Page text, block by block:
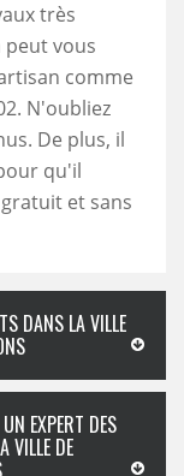
très
peut vous
comme
N'oubliez
De plus, il
qu'il
et sans
DANS LA VILLE
EXPERT DES
VILLE DE